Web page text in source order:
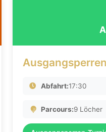
Abfahrt:17:30
Parcours:9 Löcher